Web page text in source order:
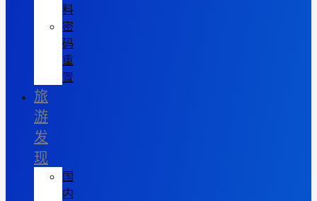
料
密
码
重
置
旅
游
发
现
国
内